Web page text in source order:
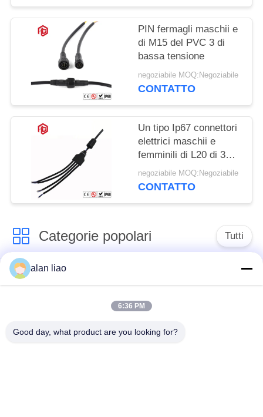
PIN fermagli maschii e
di M15 del PVC 3 di
bassa tensione
negoziabile MOQ:Negoziabile
CONTATTO
Un tipo Ip67 connettori
elettrici maschii e
femminili di L20 di 3
modi T
negoziabile MOQ:Negoziabile
CONTATTO
Categorie popolari Tutti
Connettore circolare
impermeabile di
bassa tensione
Connettore
Supporto della
alan liao
6:36 PM
Good day, what product are you looking for?